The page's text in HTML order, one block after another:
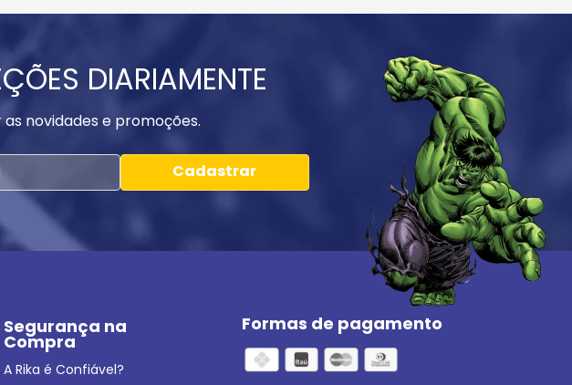
DIARIAMENTE
novidades e promoções.
Cadastrar
Segurança na
Compra
A Rika é Confiável?
Formas de pagamento